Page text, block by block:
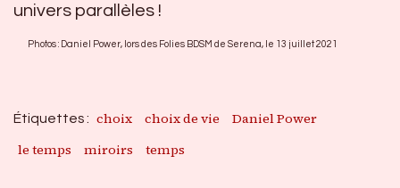
univers parallèles !
Photos : Daniel Power, lors des Folies BDSM de Serena, le 13 juillet 2021
Étiquettes : choix choix de vie
Daniel Power
le temps
miroirs temps